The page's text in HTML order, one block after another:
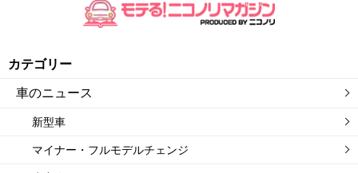
カテゴリー
車のニュース
新型車
マイナー・フルモデルチェンジ